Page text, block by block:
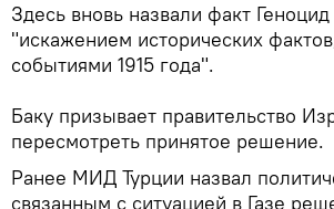
Здесь вновь назвали факт
"искажением исторических
событиями 1915 года".
Баку призывает правительство
пересмотреть принятое решение.
Ранее МИД Турции назвал
связанным с ситуацией в Газе